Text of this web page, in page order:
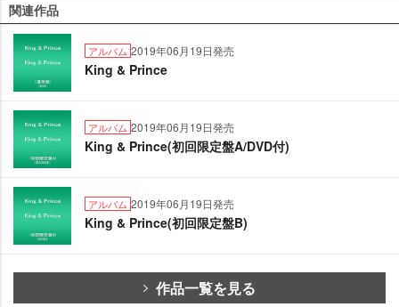
関連作品
アルバム 2019年06月19日発売
King & Prince
アルバム 2019年06月19日発売
King & Prince(初回限定盤A/DVD付)
アルバム 2019年06月19日発売
King & Prince(初回限定盤B)
作品一覧を見る